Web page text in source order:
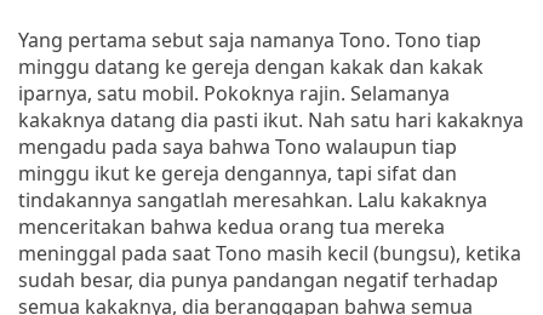
Yang pertama sebut saja namanya Tono. Tono tiap
minggu datang ke gereja dengan kakak dan kakak
iparnya, satu mobil. Pokoknya rajin. Selamanya
kakaknya datang dia pasti ikut. Nah satu hari kakaknya
mengadu pada saya bahwa Tono walaupun tiap
minggu ikut ke gereja dengannya, tapi sifat dan
tindakannya sangatlah meresahkan. Lalu kakaknya
menceritakan bahwa kedua orang tua mereka
meninggal pada saat Tono masih kecil (bungsu), ketika
sudah besar, dia punya pandangan negatif terhadap
semua kakaknya, dia beranggapan bahwa semua